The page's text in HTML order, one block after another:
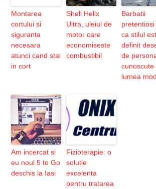
Montarea
cortului si
siguranta
necesara
atunci cand stai
in cort
Shell Helix
Ultra, uleiul de
motor care
economiseste
combustibil
Barbatii
pretentiosi
ca stilul
definit
de
cunoscute
lumea
Am incercat si
eu noul 5 to Go
deschis la Iasi
Fizioterapie: o
solutie
excelenta
pentru tratarea